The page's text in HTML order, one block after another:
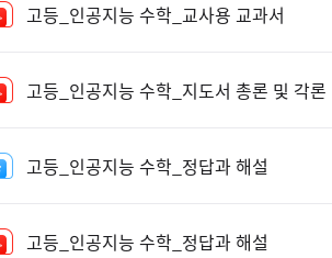
고등_인공지능 수학_교사용 교과서
고등_인공지능 수학_지도서 총론 및 각론
고등_인공지능 수학_정답과 해설
고등_인공지능 수학_정답과 해설